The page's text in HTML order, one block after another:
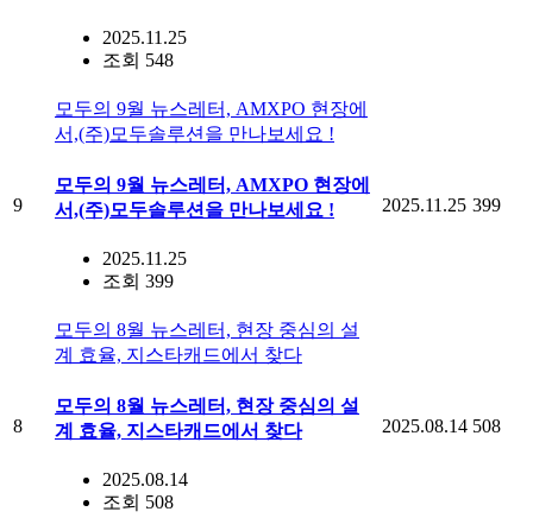
2025.11.25
조회 548
9
모두의 9월 뉴스레터, AMXPO 현장에
서,(주)모두솔루션을 만나보세요 !
모두의 9월 뉴스레터, AMXPO 현장에
서,(주)모두솔루션을 만나보세요 !
2025.11.25
조회 399
2025.11.25 399
8
모두의 8월 뉴스레터, 현장 중심의 설
계 효율, 지스타캐드에서 찾다
모두의 8월 뉴스레터, 현장 중심의 설
계 효율, 지스타캐드에서 찾다
2025.08.14
조회 508
2025.08.14 508